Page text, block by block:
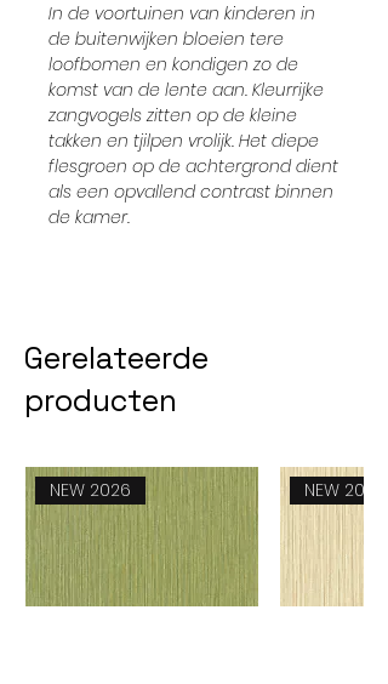
In de voortuinen van kinderen in
de buitenwijken bloeien tere
loofbomen en kondigen zo de
komst van de lente aan. Kleurrijke
zangvogels zitten op de kleine
takken en tjilpen vrolijk. Het diepe
flesgroen op de achtergrond dient
als een opvallend contrast binnen
de kamer.
Gerelateerde
producten
NEW 2026 NEW 2026